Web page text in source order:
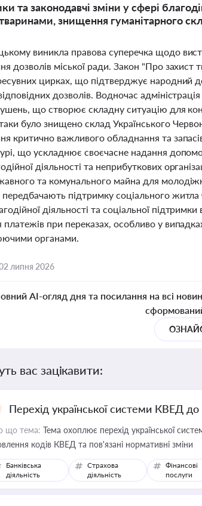
та законодавчі зміни у сфері
тваринами, знищення гуманітарного
виникла правова суперечка щодо
дозволів міської ради. Закон "Про
цирках, що підтверджує народний
дозволів. Водночас
що створює складну ситуацію для
було знищено склад Українського
критично важливого обладнання та
що ускладнює своєчасне надання
діяльності та неприбуткових
та комунального майна для
підтримку соціального житла
діяльності та соціальної
платежів при переказах, особливо у
органами.
липня 2026
AI-огляд дня та посилання на всі
вас зацікавити:
Перехід української системи КВЕД до
що тема: Тема охоплює перехід української
кодів КВЕД та пов'язані нормативні зміни
Банківська
діяльність
Страхова
діяльність
Фінансові
послуги